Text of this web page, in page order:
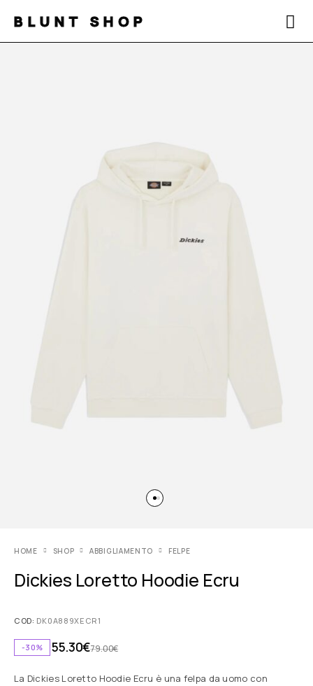
BLUNT SHOP
HOME SHOP ABBIGLIAMENTO FELPE
Dickies Loretto Hoodie Ecru
COD: DK0A889XECR1
-30% 79.00€
55.30€
La Dickies Loretto Hoodie Ecru è una felpa da uomo con